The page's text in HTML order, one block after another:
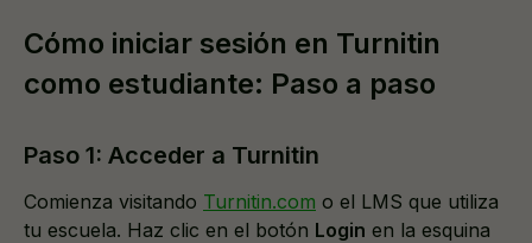
Cómo iniciar sesión en Turnitin
como estudiante: Paso a paso
Paso 1: Acceder a Turnitin
Comienza visitando Turnitin.com o el LMS que utiliza
tu escuela. Haz clic en el botón Login en la esquina